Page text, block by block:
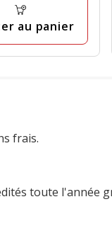
au panier
frais.
toute l'année